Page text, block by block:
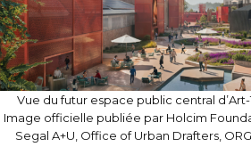
Vue du futur espace public central
Image officielle publiée par Holcim
Segal A+U, Office of Urban Drafters,